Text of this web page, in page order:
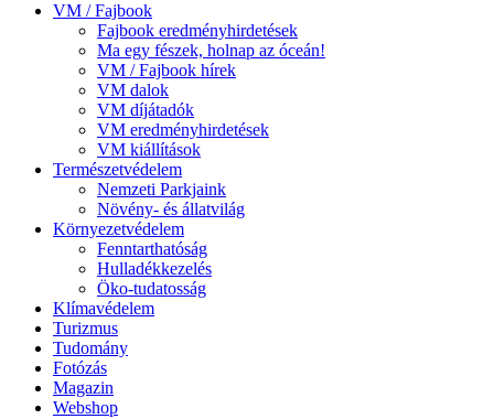
VM / Fajbook
Fajbook eredményhirdetések
Ma egy fészek, holnap az óceán!
VM / Fajbook hírek
VM dalok
VM díjátadók
VM eredményhirdetések
VM kiállítások
Természetvédelem
Nemzeti Parkjaink
Növény- és állatvilág
Környezetvédelem
Fenntarthatóság
Hulladékkezelés
Öko-tudatosság
Klímavédelem
Turizmus
Tudomány
Fotózás
Magazin
Webshop